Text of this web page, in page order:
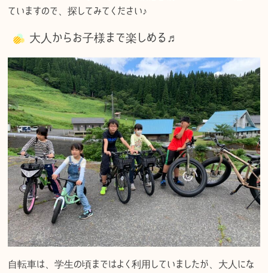
ていますので、探してみてください♪
大人からお子様まで楽しめる♬
自転車は、学生の頃まではよく利用していましたが、大人にな